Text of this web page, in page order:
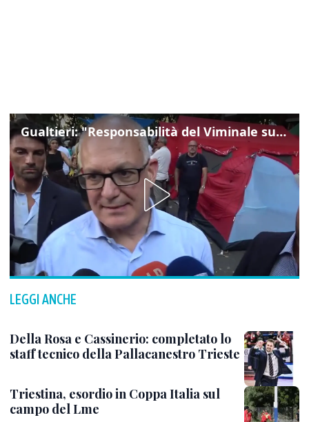
Gualtieri: "Responsabilità del Viminale su Spin Time? La posizione dei partiti è nota"
LEGGI ANCHE
Della Rosa e Cassinerio: completato lo
staff tecnico della Pallacanestro Trieste
Triestina, esordio in Coppa Italia sul
campo del Lme